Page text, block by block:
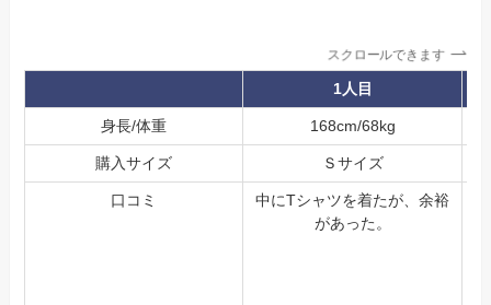
スクロールできます
1人目
身長/体重 168cm/68kg
購入サイズ Ｓサイズ
口コミ
中にTシャツを着たが、余裕
があった。